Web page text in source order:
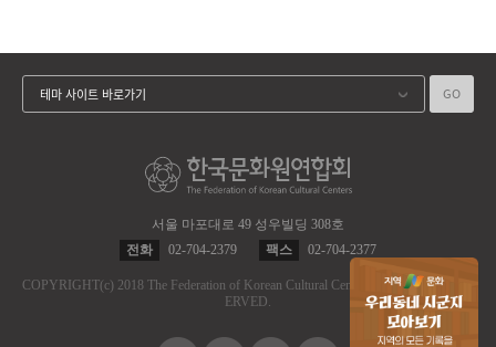
서울 마포대로 49 성우빌딩 308호
전화
02-704-2379 팩스 02-704-2377
COPYRIGHT(c) 2018 The Federation of Korean Cultural Centers.
ALL RIGHT RES
ERVED.
테마 사이트 바로가기 GO